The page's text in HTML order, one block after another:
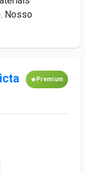
Nosso
Premium